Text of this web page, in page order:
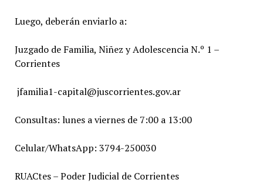
Luego, deberán enviarlo a:
Juzgado de Familia, Niñez y Adolescencia N.º 1 –
Corrientes
jfamilia1-capital@juscorrientes.gov.ar
Consultas: lunes a viernes de 7:00 a 13:00
Celular/WhatsApp: 3794-250030
RUACtes – Poder Judicial de Corrientes